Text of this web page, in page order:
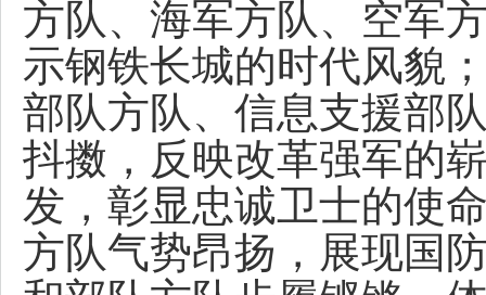
方队、海军方队、空军
示钢铁长城的时代风貌
部队方队、信息支援部
抖擞，反映改革强军的
发，彰显忠诚卫士的使
方队气势昂扬，展现国